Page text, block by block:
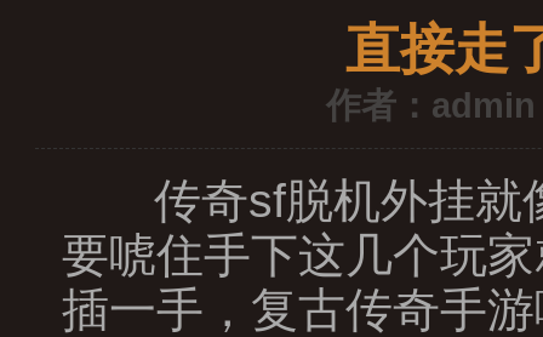
直接走
作者：admin
传奇sf脱机外挂就
要唬住手下这几个玩
插一手，复古传奇手